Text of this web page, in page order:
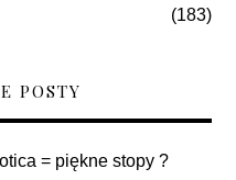
(183)
POSTY
= piękne stopy ?